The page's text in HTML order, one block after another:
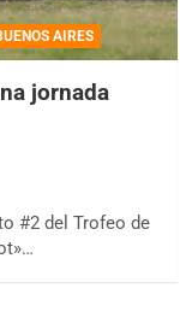
AIRES
jornada
#2 del Trofeo de